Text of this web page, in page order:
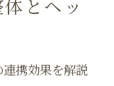
とヘッ
携効果を解説